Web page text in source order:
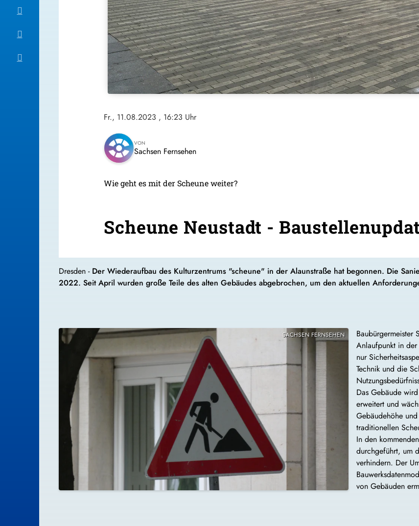
Fr., 11.08.2023 , 16:23 Uhr
VON
Sachsen Fernsehen
Wie geht es mit der Scheune weiter?
Scheune Neustadt -
Dresden -Der Wiederaufbau des Kulturzentrums "scheune" in der Alaunstraße hat begonnen. Die
2022. Seit April wurden große Teile des alten Gebäudes abgebrochen, um den aktuellen
SACHSEN FERNSEHEN
Baubürgermeister
Anlaufpunkt in
nur
Technik und die
Das Gebäude
erweitert und
Gebäudehöhe
traditionellen
In den
durchgeführt, um
verhindern. Der
von Gebäuden